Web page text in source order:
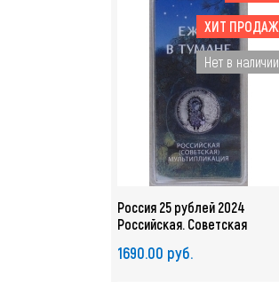
ХИТ ПРОДАЖ
Нет в наличии
Россия 25 рублей 2024
Российская. Советская
тумане UNC. Цветная. арт.
1690.00 руб.